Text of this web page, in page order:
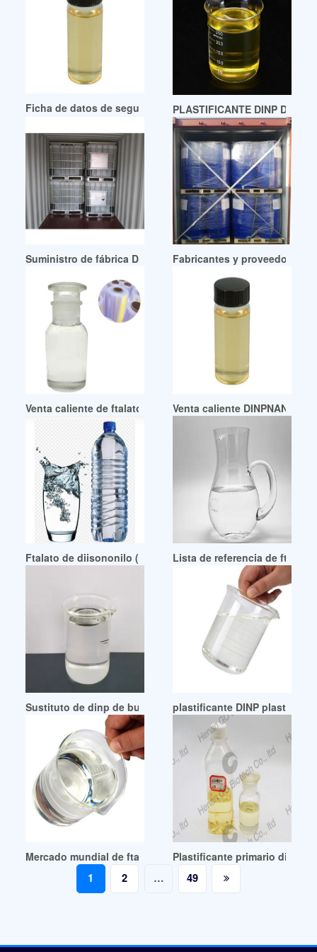
Ficha de datos de seguridad del material Ftalato de
PLASTIFICANTE DINP
Suministro de fábrica DINP Archivos-Chemceed Chile
Fabricantes y proveedores
Venta caliente de ftalato de diisononilo (DINP) SDS
Venta caliente DINPNAN YA
Ftalato de diisononilo (DINP) de buena calidad
Lista de referencia de ftalato
Sustituto de dinp de buena calidad Sustituto de dinp
plastificante DINP plasticher
Mercado mundial de ftalato de diisoheptilo (DINP) 2024
Plastificante primario dinp
pagination
1 2 … 49